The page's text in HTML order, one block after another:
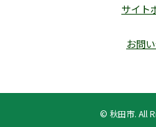
サイト
お問
© 秋田市. All